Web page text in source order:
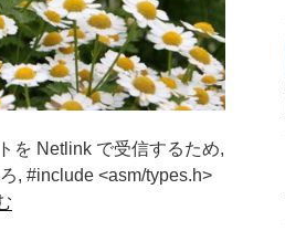
を Netlink で受信するため,
, #include <asm/types.h>